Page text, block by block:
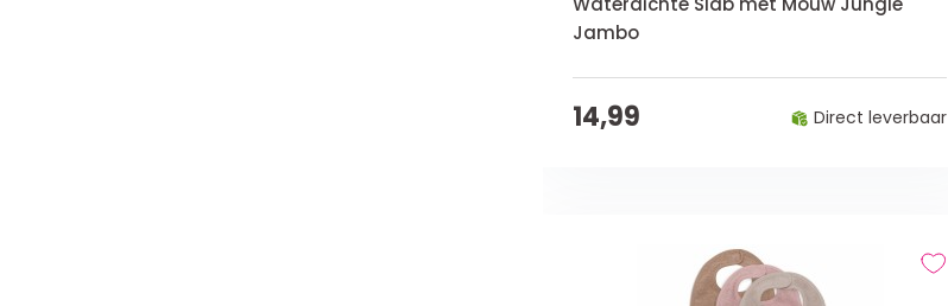
Jambo
14,99 Direct leverbaar